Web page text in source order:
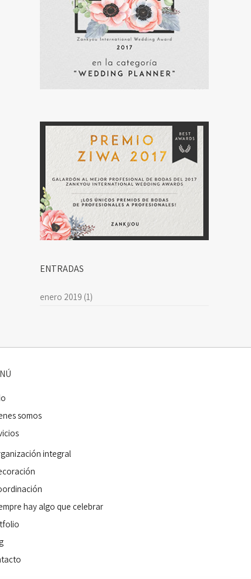
ENTRADAS
enero 2019 (1)
somos
integral
hay algo que celebrar